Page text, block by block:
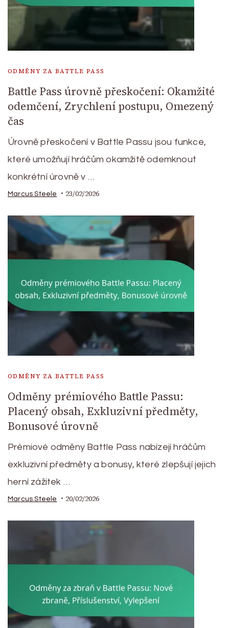
ODMĚNY ZA BATTLE PASS
Battle Pass úrovně přeskočení: Okamžité
odemčení, Zrychlení postupu, Omezený
čas
Úrovně přeskočení v Battle Passu jsou funkce,
které umožňují hráčům okamžitě odemknout
konkrétní úrovně v …
Marcus Steele 23/02/2026
ODMĚNY ZA BATTLE PASS
Odměny prémiového Battle Passu:
Placený obsah, Exkluzivní předměty,
Bonusové úrovně
Prémiové odměny Battle Pass nabízejí hráčům
exkluzivní předměty a bonusy, které zlepšují jejich
herní zážitek …
Marcus Steele 20/02/2026